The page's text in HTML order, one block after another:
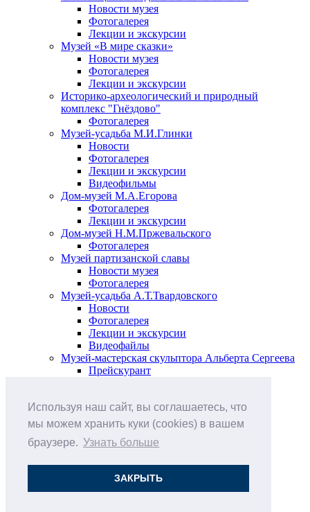
Используя наш сайт, вы соглашаетесь, что
мы можем хранить куки (cookies) в вашем
браузере. Узнать больше
ЗАКРЫТЬ
Новости музея
Фотогалерея
Лекции и экскурсии
Музей «В мире сказки»
Новости музея
Фотогалерея
Лекции и экскурсии
Историко-археологический и природный
комплекс "Гнёздово"
Фотогалерея
Музей-усадьба М.И.Глинки
Новости
Фотогалерея
Лекции и экскурсии
Видеофильмы
Дом-музей М.А.Егорова
Фотогалерея
Лекции и экскурсии
Дом-музей Н.М.Пржевальского
Фотогалерея
Музей партизанской славы
Новости музея
Фотогалерея
Музей-усадьба А.Т.Твардовского
Новости
Фотогалерея
Лекции и экскурсии
Видеофайлы
Музей-мастерская скульптора Альберта Сергеева
Прейскурант
Анонс мероприятий
Виртуальные выставки
О музее
Друзья музея
Наши цены